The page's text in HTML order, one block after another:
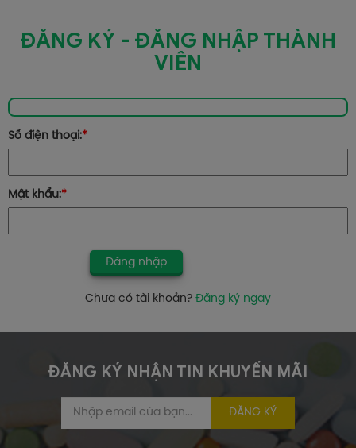
ĐĂNG KÝ - ĐĂNG NHẬP THÀNH
VIÊN
Số điện thoại:*
Mật khẩu:*
Đăng nhập
Chưa có tài khoản? Đăng ký ngay
ĐĂNG KÝ NHẬN TIN KHUYẾN MÃI
ĐĂNG KÝ